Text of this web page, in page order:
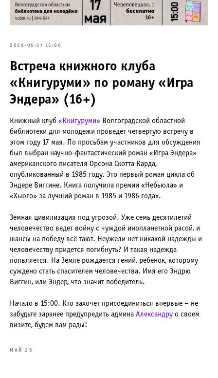
2026-05-17 15:00
Встреча книжного клуба
«Книгуруми» по роману «Игра
Эндера» (16+)
Книжный клуб «Книгуруми» Волгоградской областной
библиотеки для молодежи проведет четвертую встречу в
этом году 17 мая. По просьбам участников для обсуждения
был выбран научно-фантастический роман «Игра Эндера»
американского писателя Орсона Скотта Карда,
опубликованный в 1985 году. Это первый роман цикла об
Эндере Виггине. Книга получила премии «Небьюла» и
«Хьюго» за лучший роман в 1985 и 1986 годах.
Земная цивилизация под угрозой. Уже семь десятилетий
человечество ведет войну с чуждой инопланетной расой, и
шансы на победу всё тают. Неужели нет никакой надежды и
человечеству придется погибнуть? И такая надежда
появляется. На Земле рождается гений, ребенок, которому
суждено стать спасителем человечества. Имя его Эндрю
Виггин, или Эндер, что значит победитель.
Начало в 15:00. Кто захочет присоединиться впервые – не
забудьте заранее предупредить админа Александру о своем
визите, будем вам рады!
МАЙ 26